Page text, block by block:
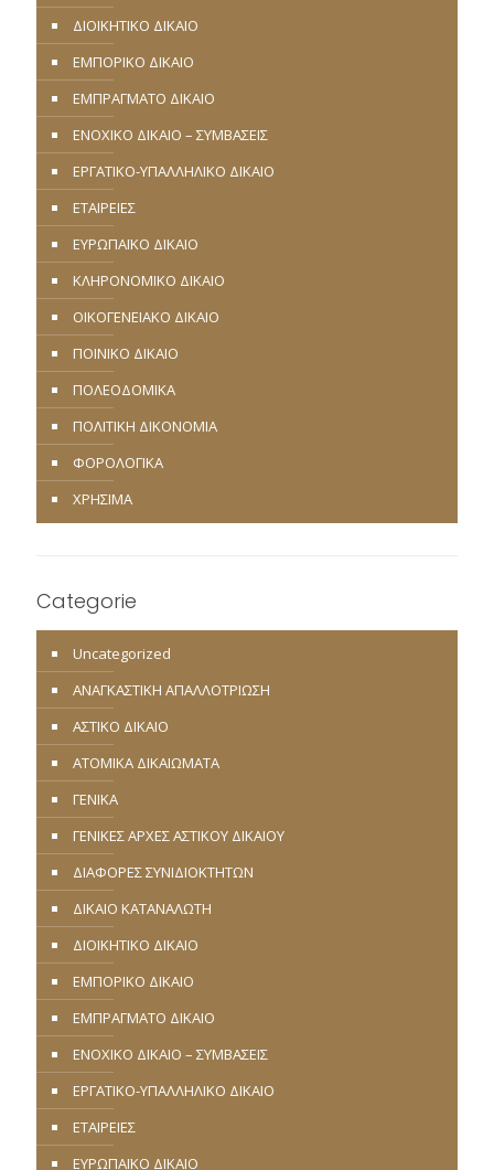
ΔΙΟΙΚΗΤΙΚΟ ΔΙΚΑΙΟ
ΕΜΠΟΡΙΚΟ ΔΙΚΑΙΟ
ΕΜΠΡΑΓΜΑΤΟ ΔΙΚΑΙΟ
ΕΝΟΧΙΚΟ ΔΙΚΑΙΟ – ΣΥΜΒΑΣΕΙΣ
ΕΡΓΑΤΙΚΟ-ΥΠΑΛΛΗΛΙΚΟ ΔΙΚΑΙΟ
ΕΤΑΙΡΕΙΕΣ
ΕΥΡΩΠΑΪΚΟ ΔΙΚΑΙΟ
ΚΛΗΡΟΝΟΜΙΚΟ ΔΙΚΑΙΟ
ΟΙΚΟΓΕΝΕΙΑΚΟ ΔΙΚΑΙΟ
ΠΟΙΝΙΚΟ ΔΙΚΑΙΟ
ΠΟΛΕΟΔΟΜΙΚΑ
ΠΟΛΙΤΙΚΗ ΔΙΚΟΝΟΜΙΑ
ΦΟΡΟΛΟΓΙΚΑ
ΧΡΗΣΙΜΑ
Categorie
Uncategorized
ΑΝΑΓΚΑΣΤΙΚΗ ΑΠΑΛΛΟΤΡΙΩΣΗ
ΑΣΤΙΚΟ ΔΙΚΑΙΟ
ΑΤΟΜΙΚΑ ΔΙΚΑΙΩΜΑΤΑ
ΓΕΝΙΚΑ
ΓΕΝΙΚΕΣ ΑΡΧΕΣ ΑΣΤΙΚΟΥ ΔΙΚΑΙΟΥ
ΔΙΑΦΟΡΕΣ ΣΥΝΙΔΙΟΚΤΗΤΩΝ
ΔΙΚΑΙΟ ΚΑΤΑΝΑΛΩΤΗ
ΔΙΟΙΚΗΤΙΚΟ ΔΙΚΑΙΟ
ΕΜΠΟΡΙΚΟ ΔΙΚΑΙΟ
ΕΜΠΡΑΓΜΑΤΟ ΔΙΚΑΙΟ
ΕΝΟΧΙΚΟ ΔΙΚΑΙΟ – ΣΥΜΒΑΣΕΙΣ
ΕΡΓΑΤΙΚΟ-ΥΠΑΛΛΗΛΙΚΟ ΔΙΚΑΙΟ
ΕΤΑΙΡΕΙΕΣ
ΕΥΡΩΠΑΪΚΟ ΔΙΚΑΙΟ